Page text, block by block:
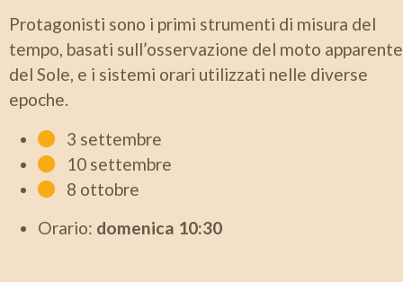
Protagonisti sono i primi strumenti di misura del
tempo, basati sull’osservazione del moto apparente
del Sole, e i sistemi orari utilizzati nelle diverse
epoche.
3 settembre
10 settembre
8 ottobre
Orario: domenica 10:30